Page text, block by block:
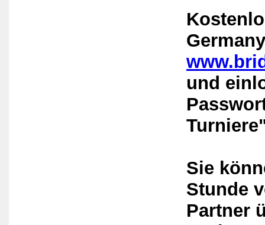
und
Sie
Stunde
Partner